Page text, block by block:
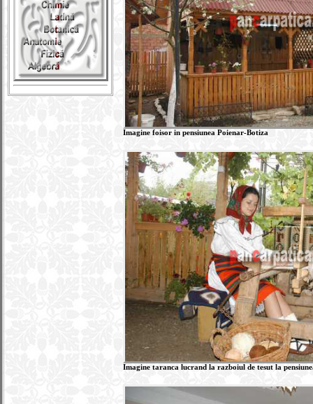
Imagine foisor in pensiunea Poienar-Botiza
Imagine taranca lucrand la razboiul de tesut la